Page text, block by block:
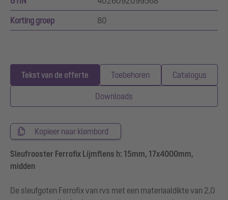
Korting groep 80
Tekst van de offerte Toebehoren Catalogus
Downloads
Kopieer naar klembord
Sleufrooster Ferrofix Lijmflens h: 15mm, 17x4000mm,
midden
De sleufgoten Ferrofix van rvs met een materiaaldikte van 2,0